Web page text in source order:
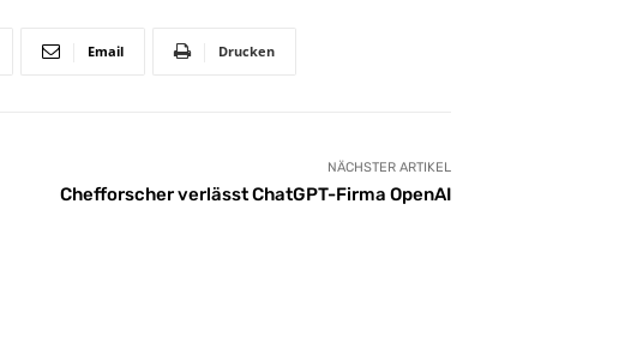
Email Drucken
NÄCHSTER ARTIKEL
Chefforscher verlässt ChatGPT-Firma OpenAI